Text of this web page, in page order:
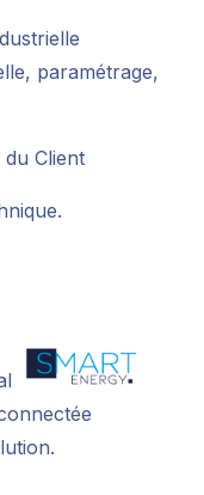
paramétrage,
Client